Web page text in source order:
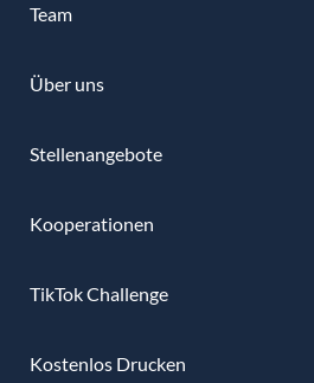
Team
Über uns
Stellenangebote
Kooperationen
TikTok Challenge
Kostenlos Drucken